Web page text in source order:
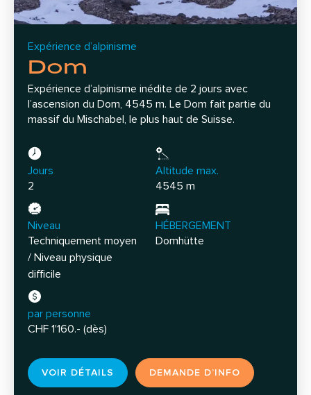
Expérience d’alpinisme
Dom
Expérience d’alpinisme inédite de 2 jours avec
l’ascension du Dom, 4545 m. Le Dom fait partie du
massif du Mischabel, le plus haut de Suisse.
Jours
2
Altitude max.
4545 m
Niveau
Techniquement moyen
/ Niveau physique
difficile
HÉBERGEMENT
Domhütte
par personne
CHF 1'160.- (dès)
VOIR DÉTAILS DEMANDE D’INFO